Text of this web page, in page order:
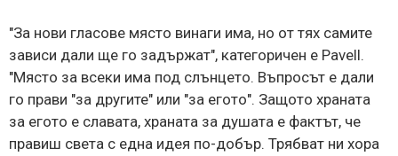
"За нови гласове място винаги има, но от тях самите
зависи дали ще го задържат", категоричен е Pavell.
"Място за всеки има под слънцето. Въпросът е дали
го прави "за другите" или "за егото". Защото храната
за егото е славата, храната за душата е фактът, че
правиш света с една идея по-добър. Трябват ни хора